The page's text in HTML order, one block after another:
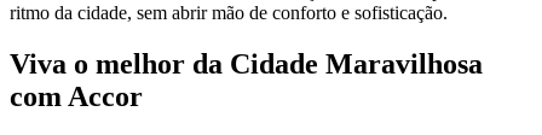
ritmo da cidade, sem abrir mão de conforto e sofisticação.
Viva o melhor da Cidade Maravilhosa
com Accor